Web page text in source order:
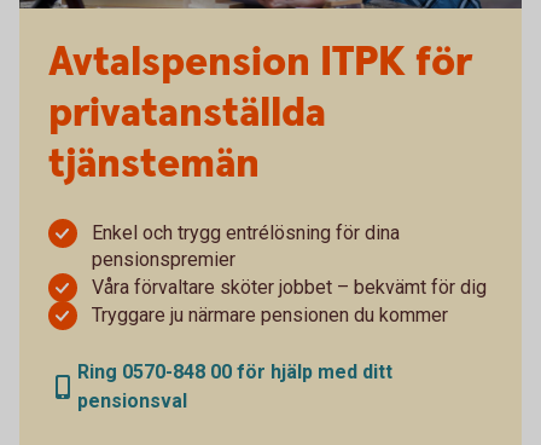
Avtalspension ITPK för
privatanställda
tjänstemän
Enkel och trygg entrélösning för dina
pensionspremier
Våra förvaltare sköter jobbet – bekvämt för dig
Tryggare ju närmare pensionen du kommer
Ring 0570-848 00 för hjälp med ditt
pensionsval